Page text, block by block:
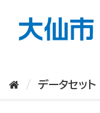
データセット